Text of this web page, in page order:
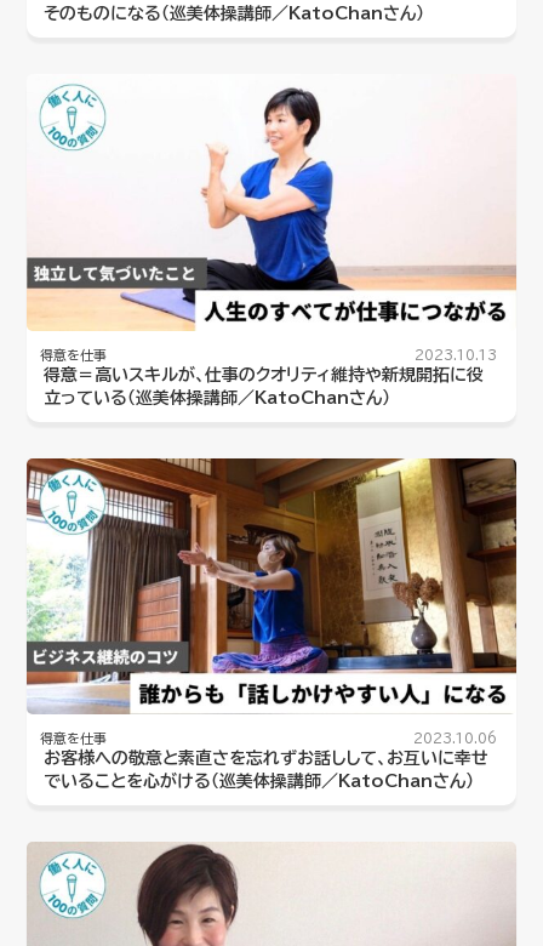
そのものになる（巡美体操講師／KatoChanさん）
得意を仕事 2023.10.13
得意＝高いスキルが、仕事のクオリティ維持や新規開拓に役
立っている（巡美体操講師／KatoChanさん）
得意を仕事 2023.10.06
お客様への敬意と素直さを忘れずお話しして、お互いに幸せ
でいることを心がける（巡美体操講師／KatoChanさん）